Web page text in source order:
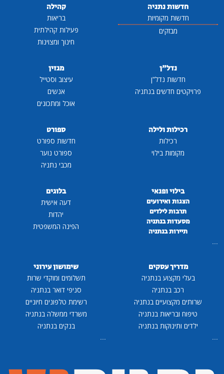
חדשות נתניה
חדשות מקומיות
מבזקים
קהילה
בריאות
פעילות קהילתית
חינוך ומצוינות
נדל"ן
חדשות נדל"ן
פרויקטים חדשים בנתניה
מגזין
עיצוב וסטייל
אנשים
אוכל ומתכונים
רכילות ולילה
רכילות
מקומות בילוי
ספורט
חדשות ספורט
ספורט נוער
מכבי נתניה
בילוי ופנאי
הצגות ואירועים
תרבות לילדים
מסעדות בנתניה
תיירות בנתניה
...
בלוגים
דעה אישית
יהדות
הפינה המשפטית
מדריך עסקים
בעלי מקצוע בנתניה
רכב בנתניה
שרותים מקצועיים בנתניה
טיפוח ובריאות בנתניה
ילדים ותינוקות בנתניה
...
שימושון עירוני
תשלומים ומוקדי שרות
סניפי דואר בנתניה
רשימת טלפונים חיוניים
משרדי ממשלה בנתניה
בנקים בנתניה
...